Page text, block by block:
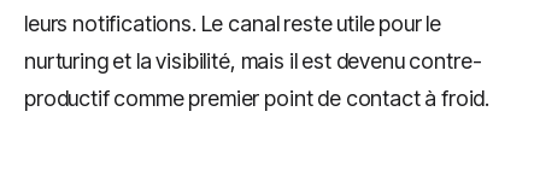
leurs notifications. Le canal reste utile pour le
nurturing et la visibilité, mais il est devenu contre-
productif comme premier point de contact à froid.